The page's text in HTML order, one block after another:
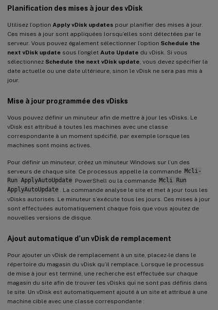
Planification des mises à jour des vDisk
Utilisez l’option Apply vDisk updates pour planifier des mises à jour.
Ces mises à jour sont appliquées lorsqu’elles sont détectées par le
serveur. Vous pouvez également sélectionner l’option Schedule the
next vDisk update sous l’onglet Auto Update du vDisk. Si vous
sélectionnez Schedule the next vDisk update , vous devez spécifier la
date actuelle ou une date ultérieure, sinon le vDisk ne sera pas mis à
jour.
Mise à jour programmée des vDisks
Vous pouvez définir un minuteur afin de mettre à jour les vDisks. Le
vDisk est attribué à toutes les machines avec une classe
correspondante à un moment spécifié, par exemple lorsque les
machines sont moins actives.
Pour définir un minuteur, créez un minuteur Windows sur l’un des
serveurs de chaque site. Ce processus appelle la commande Mcli-
Run ApplyAutoUpdate PowerShell ou la commande Mcli Run
ApplyAutoUpdate
. La commande analyse le site et met à jour tous les
vDisks autorisés. Le minuteur s’exécute tous les jours. Ces mises à jour
sont effectuées automatiquement chaque fois que vous ajoutez de
nouvelles versions de disque.
Ajout automatique d’un vDisk de remplacement
Pour ajouter un vDisk de remplacement à un site, placez-le dans le
répertoire du magasin du vDisk qu’il remplace. Lorsque le processus
de mise à jour est terminé, une recherche est effectuée sur chaque
magasin du site afin de trouver les vDisks qui ne sont pas définis dans
le site. Un vDisk est automatiquement ajouté à un site et attribué à une
machine cible avec une classe correspondante :